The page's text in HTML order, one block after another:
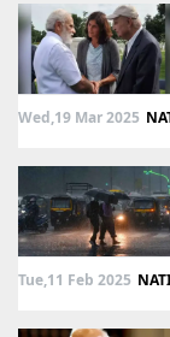
Wed,19 Mar 2025
Tue,11 Feb 2025